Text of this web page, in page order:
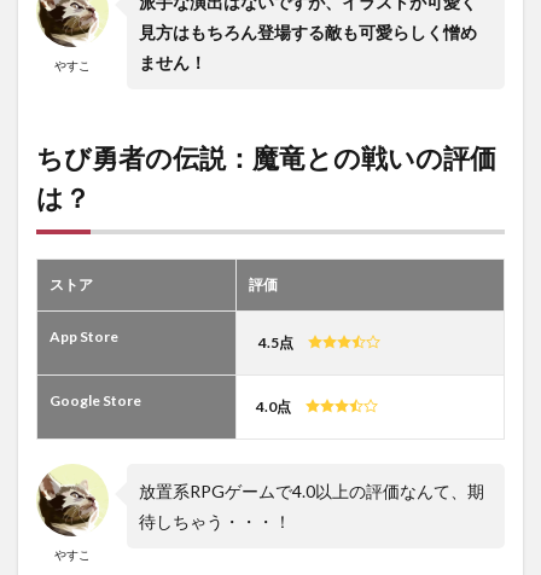
やすこ
見方はもちろん登場する敵も可愛らしく憎め
ません！
ちび勇者の伝説：魔竜との戦いの評価
は？
ストア 評価
App Store 4.5点
Google Store 4.0点
やすこ
放置系RPGゲームで4.0以上の評価なんて、期
待しちゃう・・・！